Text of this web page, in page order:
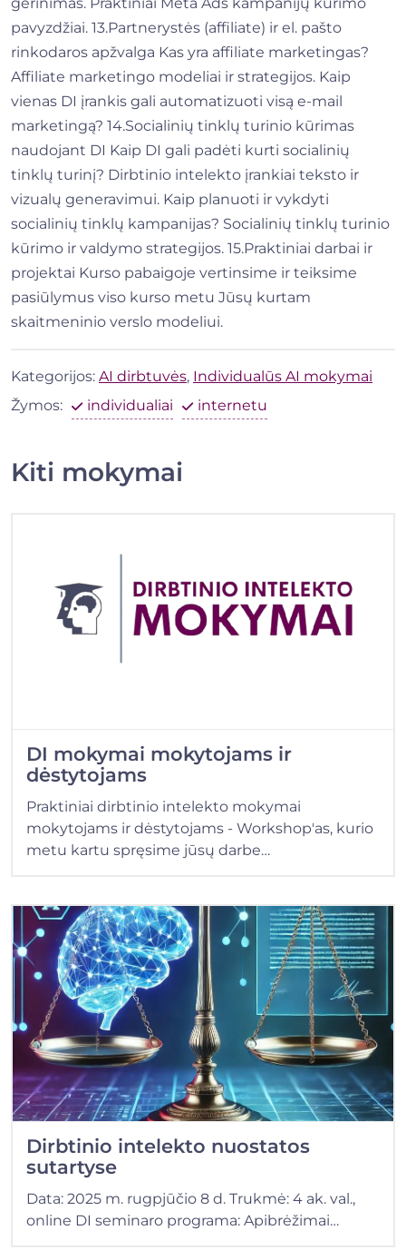
pavyzdžiai. 13.Partnerystės (affiliate) ir el. pašto
rinkodaros apžvalga Kas yra affiliate marketingas?
Affiliate marketingo modeliai ir strategijos. Kaip
vienas DI įrankis gali automatizuoti visą e-mail
marketingą? 14.Socialinių tinklų turinio kūrimas
naudojant DI Kaip DI gali padėti kurti socialinių
tinklų turinį? Dirbtinio intelekto įrankiai teksto ir
vizualų generavimui. Kaip planuoti ir vykdyti
socialinių tinklų kampanijas? Socialinių tinklų turinio
kūrimo ir valdymo strategijos. 15.Praktiniai darbai ir
projektai Kurso pabaigoje vertinsime ir teiksime
pasiūlymus viso kurso metu Jūsų kurtam
skaitmeninio verslo modeliui.
Kategorijos: AI dirbtuvės, Individualūs AI mokymai
Žymos:
individualiai internetu
Kiti mokymai
DI mokymai mokytojams ir
dėstytojams
Praktiniai dirbtinio intelekto mokymai
mokytojams ir dėstytojams - Workshop'as, kurio
metu kartu spręsime jūsų darbe…
Dirbtinio intelekto nuostatos
sutartyse
Data: 2025 m. rugpjūčio 8 d. Trukmė: 4 ak. val.,
online DI seminaro programa: Apibrėžimai…